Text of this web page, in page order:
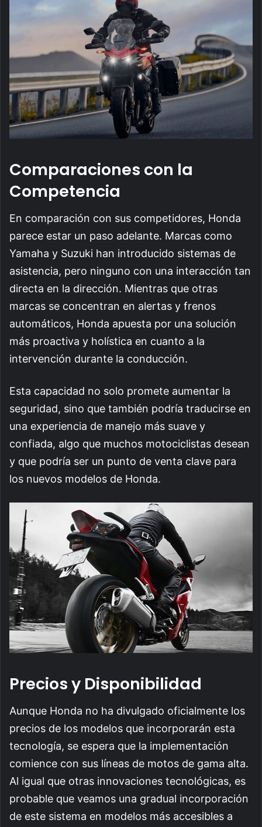
Comparaciones con la
Competencia
En comparación con sus competidores, Honda
parece estar un paso adelante. Marcas como
Yamaha y Suzuki han introducido sistemas de
asistencia, pero ninguno con una interacción tan
directa en la dirección. Mientras que otras
marcas se concentran en alertas y frenos
automáticos, Honda apuesta por una solución
más proactiva y holística en cuanto a la
intervención durante la conducción.
Esta capacidad no solo promete aumentar la
seguridad, sino que también podría traducirse en
una experiencia de manejo más suave y
confiada, algo que muchos motociclistas desean
y que podría ser un punto de venta clave para
los nuevos modelos de Honda.
Precios y Disponibilidad
Aunque Honda no ha divulgado oficialmente los
precios de los modelos que incorporarán esta
tecnología, se espera que la implementación
comience con sus líneas de motos de gama alta.
Al igual que otras innovaciones tecnológicas, es
probable que veamos una gradual incorporación
de este sistema en modelos más accesibles a